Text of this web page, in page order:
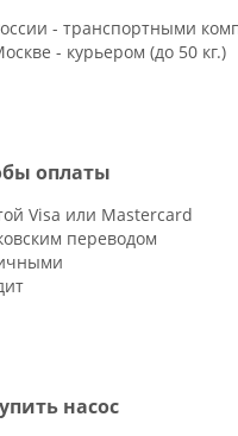
- транспортными
- курьером (до 50 кг.)
оплаты
Visa или Mastercard
переводом
насос